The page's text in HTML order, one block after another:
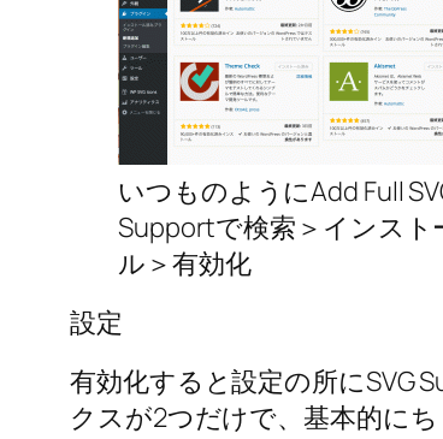
いつものようにAdd Full
Supportで検索＞インスト
ル＞有効化
設定
有効化すると設定の所にSVG
クスが2つだけで、基本的に